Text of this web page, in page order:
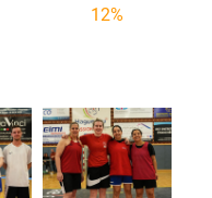
12%